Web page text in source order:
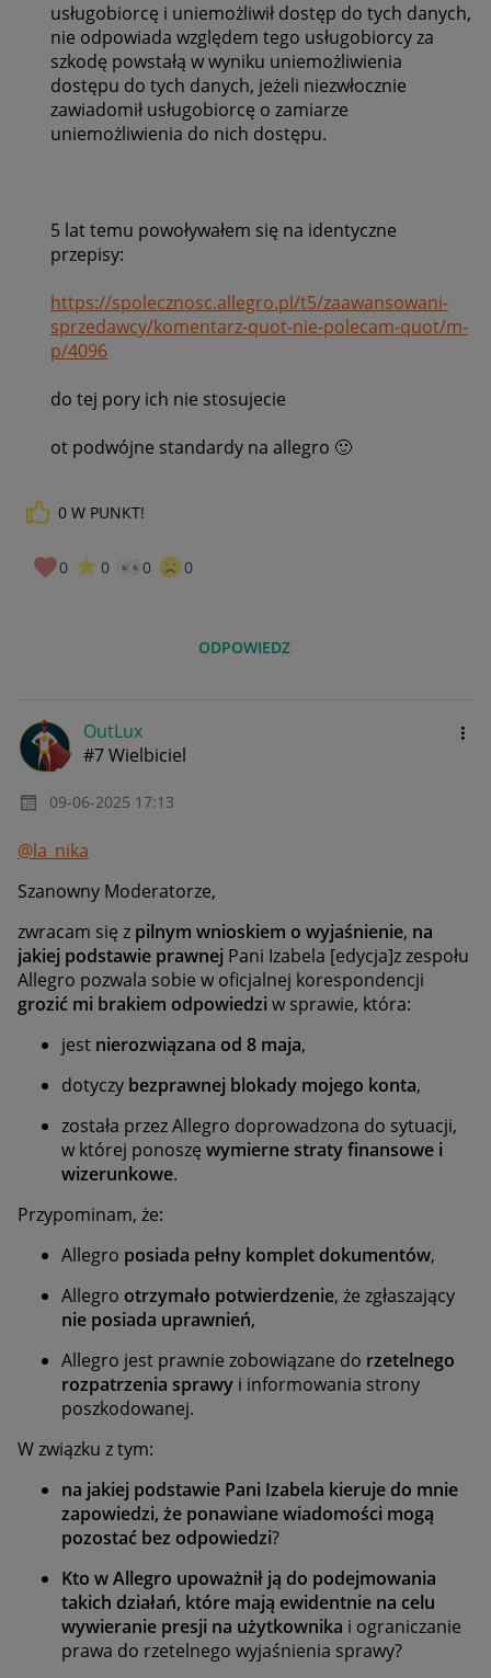
usługobiorcę i uniemożliwił dostęp do tych danych,
nie odpowiada względem tego usługobiorcy za
szkodę powstałą w wyniku uniemożliwienia
dostępu do tych danych, jeżeli niezwłocznie
zawiadomił usługobiorcę o zamiarze
uniemożliwienia do nich dostępu.
5 lat temu powoływałem się na identyczne
przepisy:
https://spolecznosc.allegro.pl/t5/zaawansowani-
sprzedawcy/komentarz-quot-nie-polecam-quot/m-
p/4096
do tej pory ich nie stosujecie
ot podwójne standardy na allegro 🙂
0 W PUNKT!
0 0 0 0
ODPOWIEDZ
OutLux
#7 Wielbiciel
‎09-06-2025 17:13
@la_nika
Szanowny Moderatorze,
zwracam się z pilnym wnioskiem o wyjaśnienie, na
jakiej podstawie prawnej Pani Izabela [edycja]z zespołu
Allegro pozwala sobie w oficjalnej korespondencji
grozić mi brakiem odpowiedzi w sprawie, która:
jest nierozwiązana od 8 maja,
dotyczy bezprawnej blokady mojego konta,
została przez Allegro doprowadzona do sytuacji,
w której ponoszę wymierne straty finansowe i
wizerunkowe.
Przypominam, że:
Allegro posiada pełny komplet dokumentów,
Allegro otrzymało potwierdzenie, że zgłaszający
nie posiada uprawnień,
Allegro jest prawnie zobowiązane do rzetelnego
rozpatrzenia sprawy i informowania strony
poszkodowanej.
W związku z tym:
na jakiej podstawie Pani Izabela kieruje do mnie
zapowiedzi, że ponawiane wiadomości mogą
pozostać bez odpowiedzi?
Kto w Allegro upoważnił ją do podejmowania
takich działań, które mają ewidentnie na celu
wywieranie presji na użytkownika i ograniczanie
prawa do rzetelnego wyjaśnienia sprawy?